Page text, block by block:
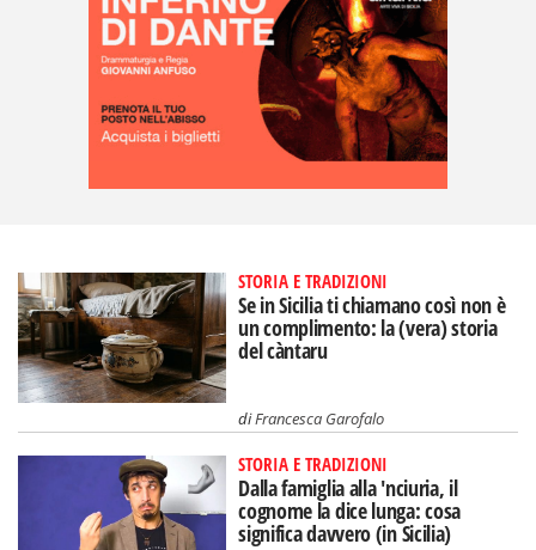
STORIA E TRADIZIONI
Se in Sicilia ti chiamano così non è
un complimento: la (vera) storia
del càntaru
diFrancesca Garofalo
STORIA E TRADIZIONI
Dalla famiglia alla 'nciuria, il
cognome la dice lunga: cosa
significa davvero (in Sicilia)